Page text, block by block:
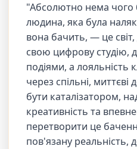
"Абсолютно нема чого
людина, яка була
вона бачить, — це
свою цифрову студію,
подіями, а лояльність
через спільні,
бути каталізатором,
креативність та
перетворити це
пов'язану